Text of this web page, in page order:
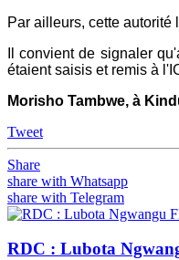
Par ailleurs, cette
Il convient de signaler
étaient saisis et remis à
Morisho Tambwe, à
Tweet
Share
share with Whatsapp
share with Telegram
RDC : Lubota